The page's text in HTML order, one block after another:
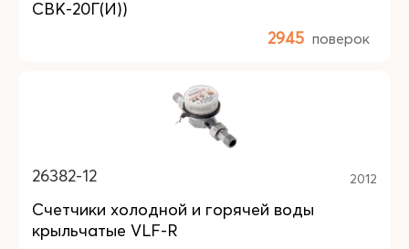
СВК-20Г(И))
2945 поверок
26382-12 2012
Счетчики холодной и горячей воды
крыльчатые VLF-R